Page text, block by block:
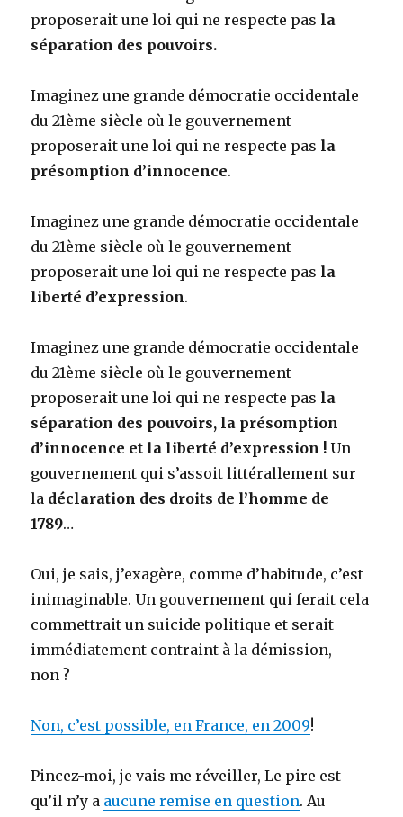
proposerait une loi qui ne respecte pas la
séparation des pouvoirs.
Imaginez une grande démocratie occidentale
du 21ème siècle où le gouvernement
proposerait une loi qui ne respecte pas la
présomption d’innocence.
Imaginez une grande démocratie occidentale
du 21ème siècle où le gouvernement
proposerait une loi qui ne respecte pas la
liberté d’expression.
Imaginez une grande démocratie occidentale
du 21ème siècle où le gouvernement
proposerait une loi qui ne respecte pas la
séparation des pouvoirs, la présomption
d’innocence et la liberté d’expression ! Un
gouvernement qui s’assoit littérallement sur
la déclaration des droits de l’homme de
1789…
Oui, je sais, j’exagère, comme d’habitude, c’est
inimaginable. Un gouvernement qui ferait cela
commettrait un suicide politique et serait
immédiatement contraint à la démission,
non ?
Non, c’est possible, en France, en 2009!
Pincez-moi, je vais me réveiller, Le pire est
qu’il n’y a aucune remise en question. Au